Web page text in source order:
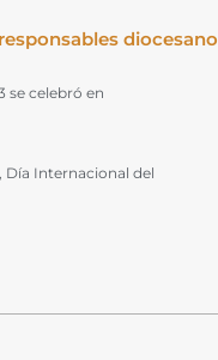
diocesano
se celebró en
Día Internacional del